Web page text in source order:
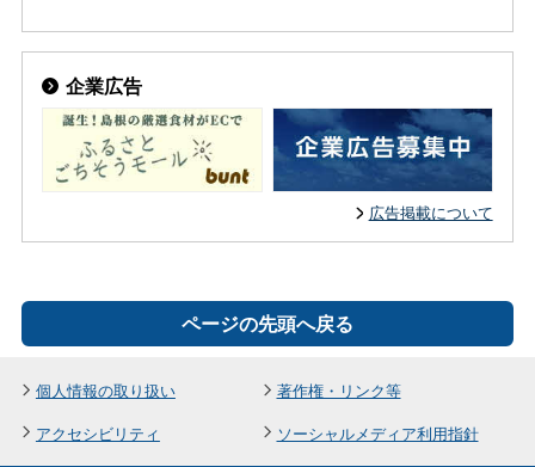
企業広告
広告掲載について
ページの先頭へ戻る
個人情報の取り扱い
著作権・リンク等
アクセシビリティ
ソーシャルメディア利用指針